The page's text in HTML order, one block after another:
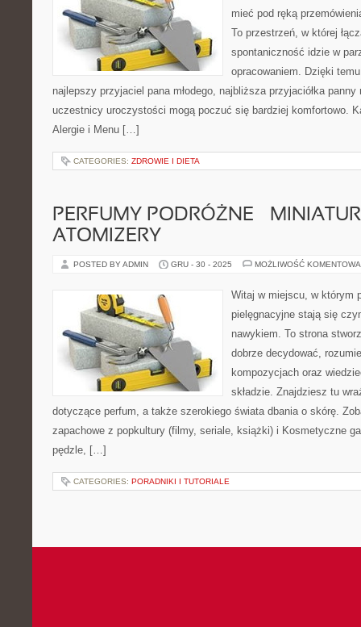
mieć pod ręką
To przestrzeń, w której
spontaniczność idzie w
opracowaniem. Dzięki
najlepszy przyjaciel pana młodego, najbliższa przyjaciółka panny
uczestnicy uroczystości mogą poczuć się bardziej komfortowo.
Alergie i Menu […]
CATEGORIES: ZDROWIE I DIETA
PERFUMY PODRÓŻNE –
ATOMIZERY
POSTED BY ADMIN GRU - 30 - 2025 MOŻLIWOŚĆ
Witaj w miejscu, w którym
pielęgnacyjne stają się
nawykiem. To strona
dobrze decydować,
kompozycjach oraz
składzie. Znajdziesz tu
dotyczące perfum, a także szerokiego świata dbania o skórę.
zapachowe z popkultury (filmy, seriale, książki) i Kosmetyczne
pędzle, […]
CATEGORIES: PORADNIKI I TUTORIALE